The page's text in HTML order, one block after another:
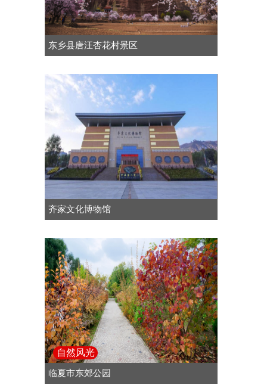
东乡县唐汪杏花村景区
齐家文化博物馆
自然风光
临夏市东郊公园